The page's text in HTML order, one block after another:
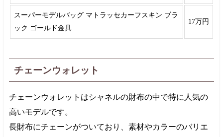
スーパーモデルバッグ マトラッセカーフスキン ブラ
ック ゴールド金具
17万円
チェーンウォレット
チェーンウォレットはシャネルの財布の中で特に人気の
高いモデルです。
長財布にチェーンがついており、素材やカラーのバリエ